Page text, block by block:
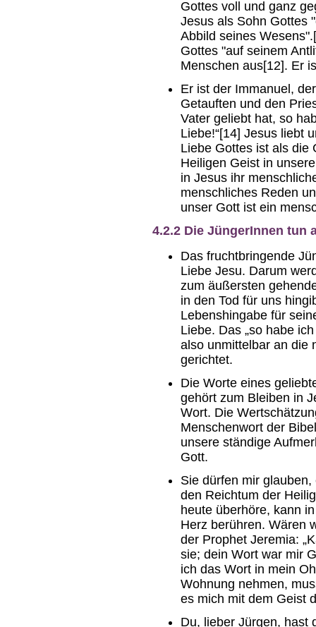
Gottes voll und ganz
Jesus als Sohn Gottes
Abbild seines
Gottes "auf seinem
Menschen aus[12]. Er
Er ist der Immanuel,
Getauften und den
Vater geliebt hat, so
Liebe!“[14] Jesus liebt
Liebe Gottes ist als die
Heiligen Geist in
in Jesus ihr
menschliches Reden
unser Gott ist ein
4.2.2 Die JüngerInnen tun
Das fruchtbringende
Liebe Jesu. Darum
zum äußersten
in den Tod für uns
Lebenshingabe für
Liebe. Das „so habe
also unmittelbar an die
gerichtet.
Die Worte eines
gehört zum Bleiben in
Wort. Die
Menschenwort der
unsere ständige
Gott.
Sie dürfen mir
den Reichtum der
heute überhöre, kann
Herz berühren. Wären
der Prophet Jeremia:
sie; dein Wort war mir
ich das Wort in mein
Wohnung nehmen,
es mich mit dem Geist
Du, lieber Jürgen, hast